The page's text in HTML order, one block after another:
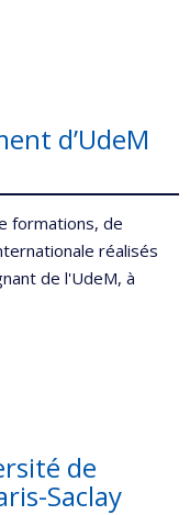
d’UdeM
formations, de
réalisés
de l'UdeM, à
de
Saclay